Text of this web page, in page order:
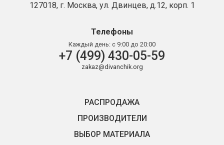
127018, г. Москва, ул. Двинцев, д.12, корп. 1
Телефоны
Каждый день: с 9:00 до 20:00
+7 (499) 430-05-59
zakaz@divanchik.org
РАСПРОДАЖА
ПРОИЗВОДИТЕЛИ
ВЫБОР МАТЕРИАЛА